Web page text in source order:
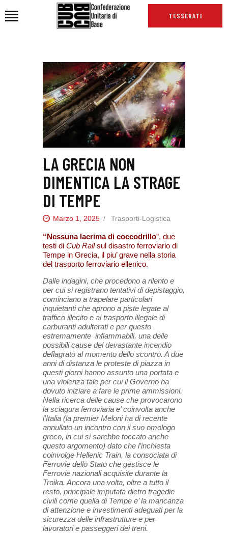
TESSERATI
HOME
CHI SIAMO
SEDI
NEWS
PODCAST CUB
TG CUB
INTERNAZIONALE
RASSEGNA STAMPA
LA GRECIA NON
DIMENTICA LA STRAGE
DI TEMPE
Marzo 1, 2025 Trasporti-Logistica
“Nessuna lacrima di coccodrillo”, due
testi di Cub Railsul disastro ferroviario di
Tempe in Grecia, il piu’ grave nella storia
del trasporto ferroviario ellenico.
Dalle indagini, che procedono a rilento e
per cui si registrano tentativi di depistaggio,
cominciano a trapelare particolari
inquietanti che aprono a piste legate al
traffico illecito e al trasporto illegale di
carburanti adulterati e per questo
estremamente infiammabili, una delle
possibili cause del devastante incendio
deflagrato al momento dello scontro. A due
anni di distanza le proteste di piazza in
questi giorni hanno assunto una portata e
una violenza tale per cui il Governo ha
dovuto iniziare a fare le prime ammissioni.
Nella ricerca delle cause che provocarono
la sciagura ferroviaria e’ coinvolta anche
l’Italia (la premier Meloni ha di recente
annullato un incontro con il suo omologo
greco, in cui si sarebbe toccato anche
questo argomento) dato che l’inchiesta
coinvolge Hellenic Train, la consociata di
Ferrovie dello Stato che gestisce le
Ferrovie nazionali acquisite durante la
Troika. Ancora una volta, oltre a tutto il
resto, principale imputata dietro tragedie
civili come quella di Tempe e’ la mancanza
di attenzione e investimenti adeguati per la
sicurezza delle infrastrutture e per
lavoratori e passeggeri dei treni.